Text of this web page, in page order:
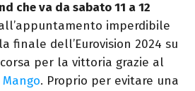
che va da sabato 11 a 12
imperdibile
finale dell’Eurovision 2024 su
per la vittoria grazie al
. Proprio per evitare una